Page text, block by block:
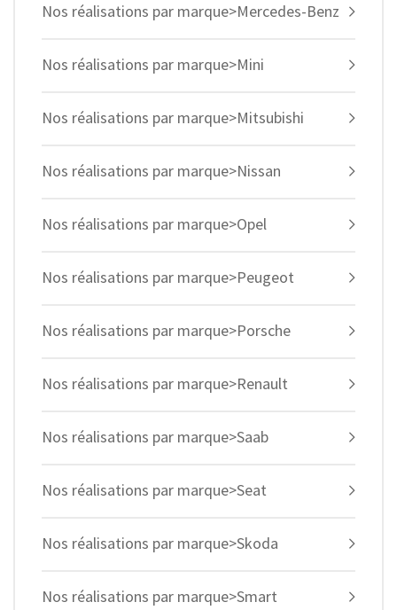
Nos réalisations par marque>Mercedes-Benz
Nos réalisations par marque>Mini
Nos réalisations par marque>Mitsubishi
Nos réalisations par marque>Nissan
Nos réalisations par marque>Opel
Nos réalisations par marque>Peugeot
Nos réalisations par marque>Porsche
Nos réalisations par marque>Renault
Nos réalisations par marque>Saab
Nos réalisations par marque>Seat
Nos réalisations par marque>Skoda
Nos réalisations par marque>Smart